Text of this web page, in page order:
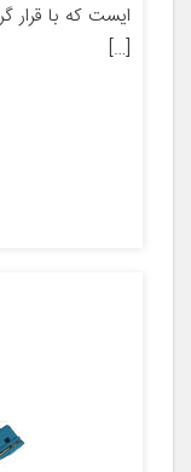
ایست که با قرار
[…]